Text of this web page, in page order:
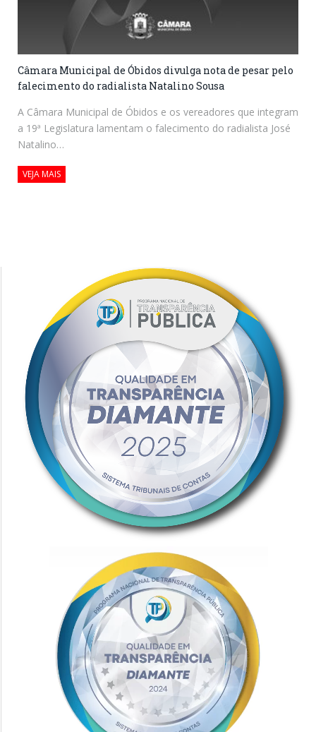
Câmara Municipal de Óbidos divulga nota de pesar pelo
falecimento do radialista Natalino Sousa
A Câmara Municipal de Óbidos e os vereadores que integram
a 19ª Legislatura lamentam o falecimento do radialista José
Natalino…
VEJA MAIS